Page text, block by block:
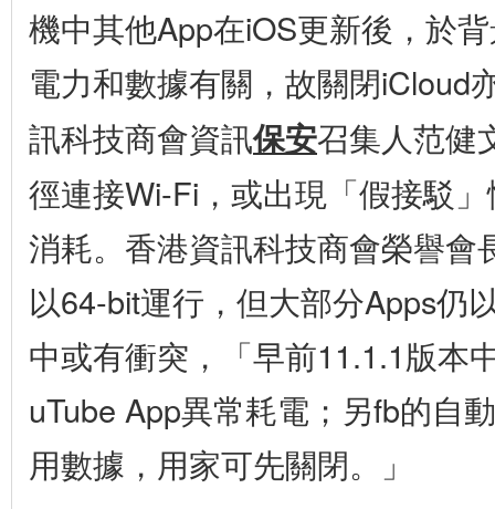
機中其他App在iOS更新後，於
電力和數據有關，故關閉iCloud
訊科技商會資訊保安召集人范健
徑連接Wi-Fi，或出現「假接駁
消耗。香港資訊科技商會榮譽會
以64-bit運行，但大部分Apps仍
中或有衝突，「早前11.1.1版本
uTube App異常耗電；另fb的自
用數據，用家可先關閉。」